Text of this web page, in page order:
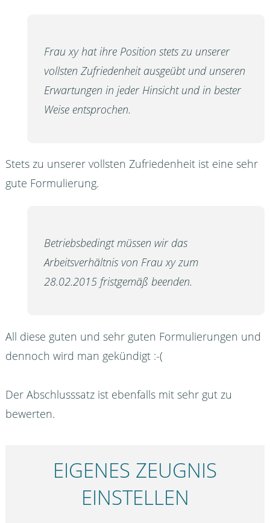
Frau xy hat ihre Position stets zu unserer
vollsten Zufriedenheit ausgeübt und unseren
Erwartungen in jeder Hinsicht und in bester
Weise entsprochen.
Stets zu unserer vollsten Zufriedenheit ist eine sehr
gute Formulierung.
Betriebsbedingt müssen wir das
Arbeitsverhältnis von Frau xy zum
28.02.2015 fristgemäß beenden.
All diese guten und sehr guten Formulierungen und
dennoch wird man gekündigt :-(
Der Abschlusssatz ist ebenfalls mit sehr gut zu
bewerten.
EIGENES ZEUGNIS
EINSTELLEN